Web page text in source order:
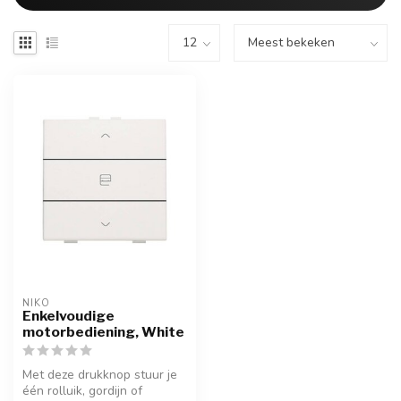
NIKO
Enkelvoudige
motorbediening, White
Met deze drukknop stuur je
één rolluik, gordijn of